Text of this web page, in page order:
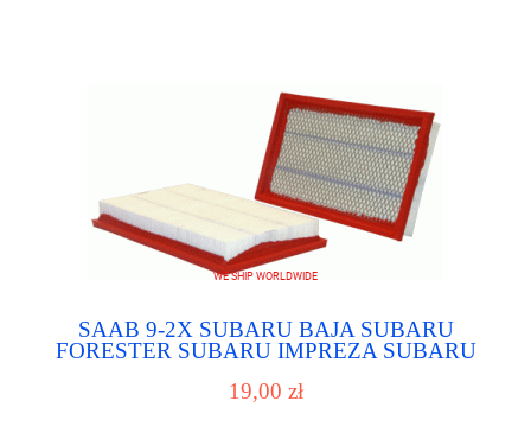
SAAB 9-2X SUBARU BAJA SUBARU
FORESTER SUBARU IMPREZA SUBARU
19,00 zł